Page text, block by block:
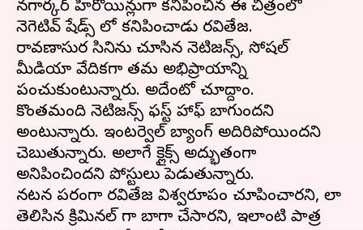
నగార్కర్ హీరోయిన్లుగా కనిపించిన ఈ చిత్రంలో
నెగెటివ్ షేడ్స్ లో కనిపించాడు రవితేజ.
రావణాసుర సినిమాను చూసిన నెటిజన్స్, సోషల్
మీడియా వేదికగా తమ అభిప్రాయాన్ని
పంచుకుంటున్నారు. అదేంటో చూద్దాం.
కొంతమంది నెటిజన్స్ ఫస్ట్ హాఫ్ బాగుందని
అంటున్నారు. ఇంటర్వెల్ బ్యాంగ్ అదిరిపోయిందని
చెబుతున్నారు. అలాగే క్లైమాక్స్ అద్భుతంగా
అనిపించిందని పోస్టులు పెడుతున్నారు.
నటన పరంగా రవితేజ విశ్వరూపం చూపించారని, లా
తెలిసిన క్రిమినల్ గా బాగా చేసారని, ఇలాంటి పాత్ర